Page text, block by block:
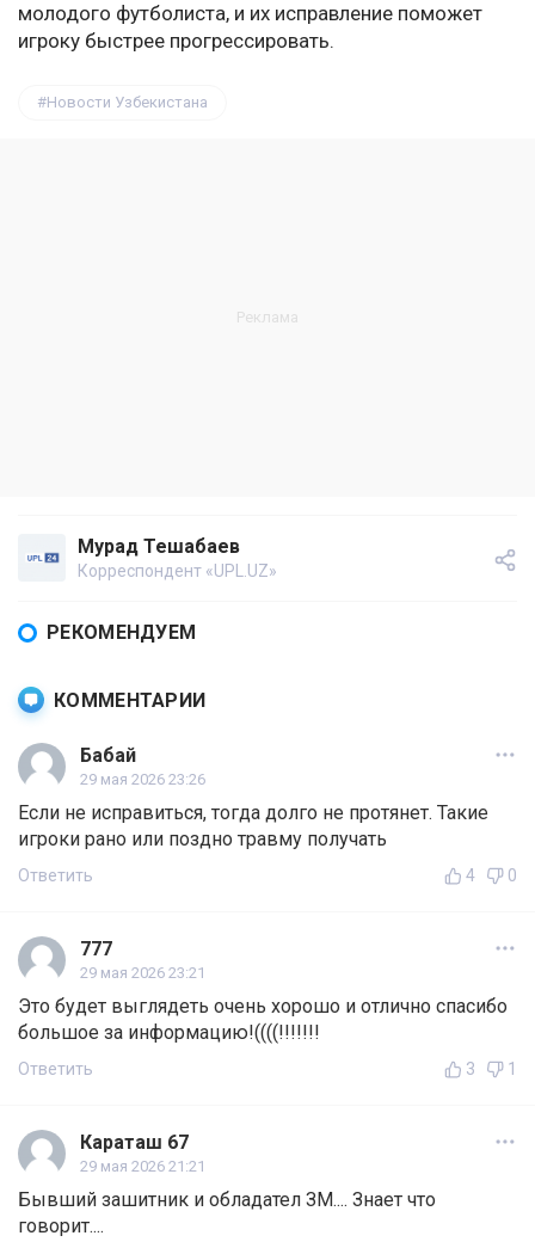
молодого футболиста, и их исправление поможет
игроку быстрее прогрессировать.
Новости Узбекистана
Мурад Тешабаев
Корреспондент «UPL.UZ»
РЕКОМЕНДУЕМ
КОММЕНТАРИИ
Бабай
29 мая 2026 23:26
Если не исправиться, тогда долго не протянет. Такие
игроки рано или поздно травму получать
Ответить 4 0
777
29 мая 2026 23:21
Это будет выглядеть очень хорошо и отлично спасибо
большое за информацию!((((!!!!!!!
Ответить 3 1
Караташ 67
29 мая 2026 21:21
Бывший зашитник и обладател ЗМ.... Знает что
говорит....